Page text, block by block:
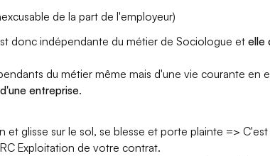
de la part de l'employeur)
donc indépendante du métier de Sociologue etelle
du métier même mais d'une vie courante en
entreprise.
et glisse sur le sol, se blesse et porte plainte =>
Exploitation de votre contrat.